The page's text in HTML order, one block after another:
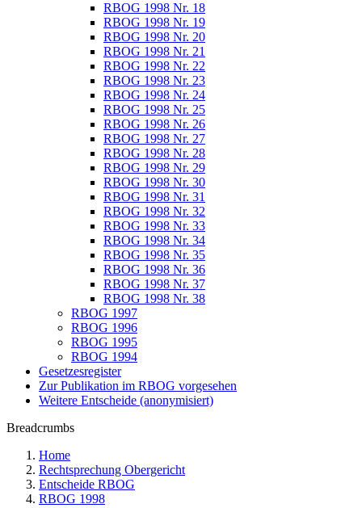
RBOG 1998 Nr. 18
RBOG 1998 Nr. 19
RBOG 1998 Nr. 20
RBOG 1998 Nr. 21
RBOG 1998 Nr. 22
RBOG 1998 Nr. 23
RBOG 1998 Nr. 24
RBOG 1998 Nr. 25
RBOG 1998 Nr. 26
RBOG 1998 Nr. 27
RBOG 1998 Nr. 28
RBOG 1998 Nr. 29
RBOG 1998 Nr. 30
RBOG 1998 Nr. 31
RBOG 1998 Nr. 32
RBOG 1998 Nr. 33
RBOG 1998 Nr. 34
RBOG 1998 Nr. 35
RBOG 1998 Nr. 36
RBOG 1998 Nr. 37
RBOG 1998 Nr. 38
RBOG 1997
RBOG 1996
RBOG 1995
RBOG 1994
Gesetzesregister
Zur Publikation im RBOG vorgesehen
Weitere Entscheide (anonymisiert)
Breadcrumbs
Home
Rechtsprechung Obergericht
Entscheide RBOG
RBOG 1998